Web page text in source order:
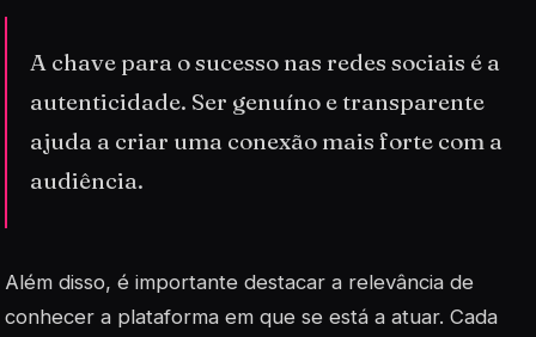
A chave para o sucesso nas redes sociais é a
autenticidade. Ser genuíno e transparente
ajuda a criar uma conexão mais forte com a
audiência.
Além disso, é importante destacar a relevância de
conhecer a plataforma em que se está a atuar. Cada